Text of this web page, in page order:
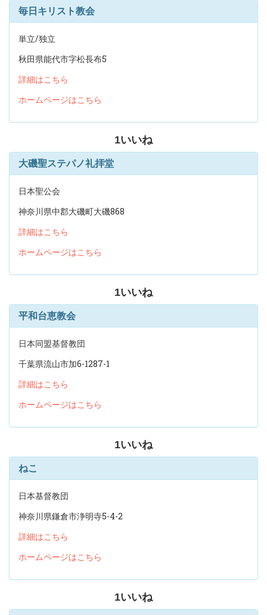
毎日キリスト教会
単立/独立
秋田県能代市字松長布5
詳細はこちら
ホームページはこちら
1いいね
大磯聖ステパノ礼拝堂
日本聖公会
神奈川県中郡大磯町大磯868
詳細はこちら
ホームページはこちら
1いいね
平和台恵教会
日本同盟基督教団
千葉県流山市加6-1287-1
詳細はこちら
ホームページはこちら
1いいね
ねこ
日本基督教団
神奈川県鎌倉市浄明寺5-4-2
詳細はこちら
ホームページはこちら
1いいね